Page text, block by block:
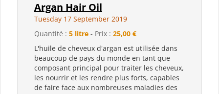
Argan Hair Oil
Tuesday 17 September 2019
Quantité : 5 litre - Prix : 25,00 €
L'huile de cheveux d'argan est utilisée dans
beaucoup de pays du monde en tant que
composant principal pour traiter les cheveux,
les nourrir et les rendre plus forts, capables
de faire face aux nombreuses maladies des